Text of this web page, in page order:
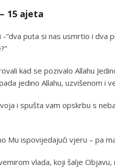
15 ajeta
-“dva puta si nas usmrtio i
kad se pozivalo Allahu
jedino Allahu, uzvišenom i
i spušta vam opskrbu s
Mu ispovijedajući vjeru – pa
vlada, koji šalje